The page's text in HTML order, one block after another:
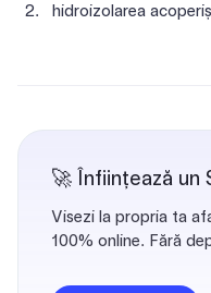
hidroizolarea
🚀 Înființează un
Visezi la propria ta
100% online. Fără